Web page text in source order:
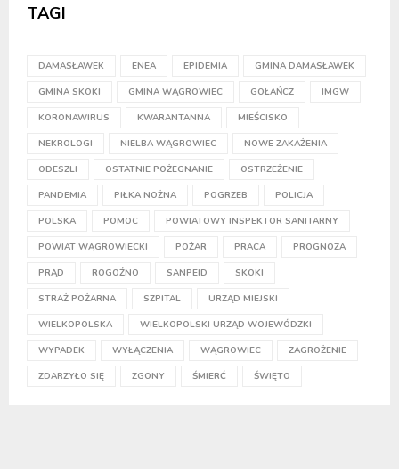
TAGI
DAMASŁAWEK ENEA EPIDEMIA GMINA DAMASŁAWEK
GMINA SKOKI GMINA WĄGROWIEC GOŁAŃCZ IMGW
KORONAWIRUS KWARANTANNA MIEŚCISKO
NEKROLOGI NIELBA WĄGROWIEC NOWE ZAKAŻENIA
ODESZLI OSTATNIE POŻEGNANIE OSTRZEŻENIE
PANDEMIA PIŁKA NOŻNA POGRZEB POLICJA
POLSKA POMOC POWIATOWY INSPEKTOR SANITARNY
POWIAT WĄGROWIECKI POŻAR PRACA PROGNOZA
PRĄD ROGOŹNO SANPEID SKOKI
STRAŻ POŻARNA SZPITAL URZĄD MIEJSKI
WIELKOPOLSKA WIELKOPOLSKI URZĄD WOJEWÓDZKI
WYPADEK WYŁĄCZENIA WĄGROWIEC ZAGROŻENIE
ZDARZYŁO SIĘ ZGONY ŚMIERĆ ŚWIĘTO